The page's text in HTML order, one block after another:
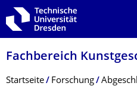
Zur Hauptnavigation springen
Zur Suche springen
Zum Inhalt springen
Fachbereich
Breadcrumb-Menü
Startseite Forschung